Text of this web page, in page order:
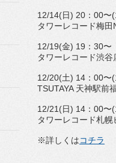
12/14(日) 20：00〜
タワーレコード梅
12/19(金) 19：30〜
タワーレコード渋
12/20(土) 14：00〜
TSUTAYA 天神駅前
12/21(日) 14：00〜
タワーレコード札幌
※詳しくはコチラ